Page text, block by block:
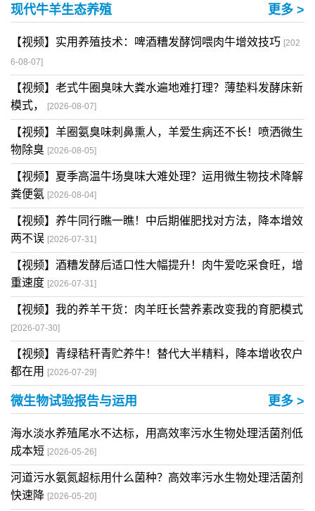
现代牛羊生态养殖 更多 >
【视频】实用养殖技术：啤酒糟发酵饲喂肉牛增效技巧 [202
6-08-07]
【视频】老式牛圈臭味大粪水遍地难打理？薄垫料发酵床新
模式，
[2026-08-07]
【视频】羊圈氨臭味刺鼻熏人，羊爱生病还不长！喷洒微生
物除臭 [2026-08-05]
【视频】夏季高温牛场臭味大难处理？运用微生物技术降解
粪便氨 [2026-08-04]
【视频】养牛同行瞧一瞧！中后期催肥找对方法，降本增效
两不误 [2026-07-31]
【视频】酒糟发酵后适口性大幅提升！肉牛爱吃采食旺，增
重速度 [2026-07-31]
【视频】我的养羊干货：肉羊旺长营养素改变我的育肥模式
[2026-07-30]
【视频】青绿秸秆青贮养牛！替代大半精料，降本增收农户
都在用
[2026-07-29]
微生物试验报告与运用 更多 >
海水淡水养殖尾水不达标，用高效率污水生物处理活菌剂低
成本短 [2026-05-26]
河道污水氨氮超标用什么菌种？高效率污水生物处理活菌剂
快速降 [2026-05-20]